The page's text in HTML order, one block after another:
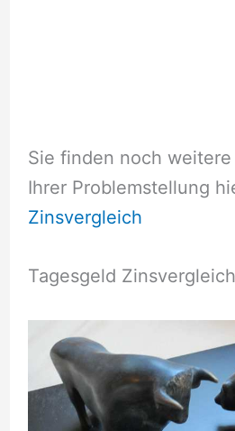
Sie finden noch
Ihrer Problemstellung
Zinsvergleich
Tagesgeld Zinsvergleich